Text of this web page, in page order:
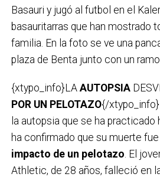
Basauri y jugó al futbol en el
basauritarras que han mostrado
familia. En la foto se ve una
plaza de Benta junto con un
{xtypo_info}LA AUTOPSIA
POR UN PELOTAZO{/
la autopsia que se ha practicado
ha confirmado que su muerte fue
impacto de un pelotazo . El
Athletic, de 28 años, falleció en